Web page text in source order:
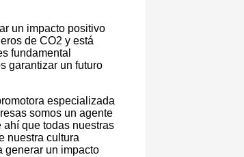
un impacto positivo
de CO2 y está
fundamental
garantizar un futuro
especializada
somos un agente
que todas nuestras
nuestra cultura
generar un impacto